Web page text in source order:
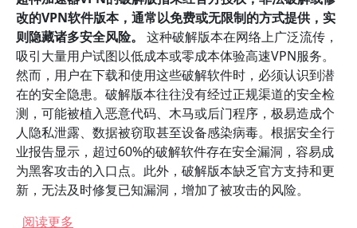
改的VPN软件版本，通常以免费或无限制的方式提供，实
则隐藏诸多安全风险。
这种破解版本在网络上广泛流传，
吸引大量用户试图以低成本或零成本体验高速VPN服务。
然而，用户在下载和使用这些破解软件时，必须认识到潜
在的安全隐患。破解版本往往没有经过正规渠道的安全检
测，可能被植入恶意代码、木马或后门程序，极易造成个
人隐私泄露、数据被窃取甚至设备感染病毒。根据安全行
业报告显示，超过60%的破解软件存在安全漏洞，容易成
为黑客攻击的入口点。此外，破解版本缺乏官方支持和更
新，无法及时修复已知漏洞，增加了被攻击的风险。
阅读更多